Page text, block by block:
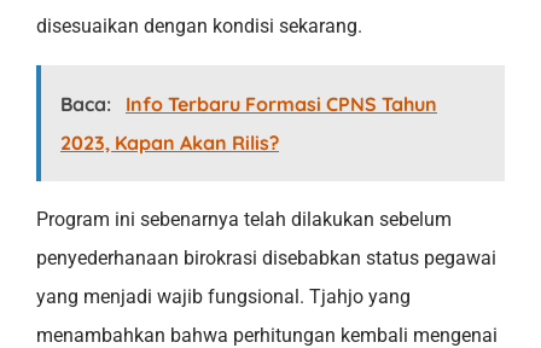
disesuaikan dengan kondisi sekarang.
Baca:
Info Terbaru Formasi CPNS Tahun
2023, Kapan Akan Rilis?
Program ini sebenarnya telah dilakukan sebelum
penyederhanaan birokrasi disebabkan status pegawai
yang menjadi wajib fungsional. Tjahjo yang
menambahkan bahwa perhitungan kembali mengenai